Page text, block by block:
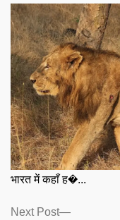
भारत में कहाँ ह�...
Posts
Next Post
Next